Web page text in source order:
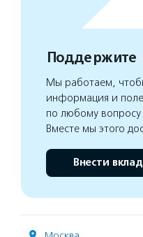
Поддержите
Мы работаем,
информация и
по любому вопросу
Вместе мы этого
Внести вклад